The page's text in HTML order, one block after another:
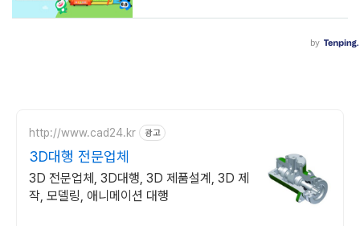
http://www.cad24.kr 광고
3D대행 전문업체
3D 전문업체, 3D대행, 3D 제품설계, 3D 제
작, 모델링, 애니메이션 대행